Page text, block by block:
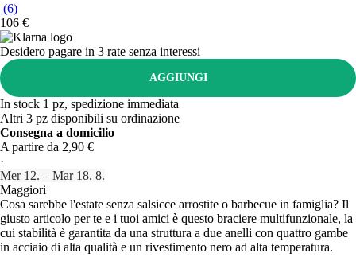
(6)
106 €
Desidero pagare in 3 rate senza interessi
AGGIUNGI
In stock 1 pz, spedizione immediata
Altri 3 pz disponibili su ordinazione
Consegna a domicilio
A partire da 2,90 €
·
Mer 12. – Mar 18. 8.
Maggiori
Cosa sarebbe l'estate senza salsicce arrostite o barbecue in famiglia? Il
giusto articolo per te e i tuoi amici è questo braciere multifunzionale, la
cui stabilità è garantita da una struttura a due anelli con quattro gambe
in acciaio di alta qualità e un rivestimento nero ad alta temperatura.